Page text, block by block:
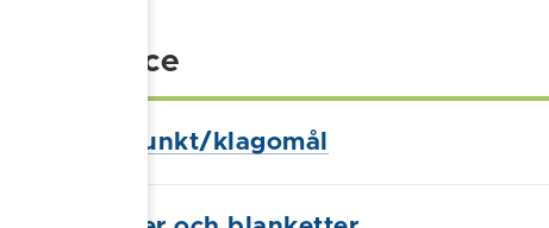
Självservice
Lämna synpunkt/klagomål